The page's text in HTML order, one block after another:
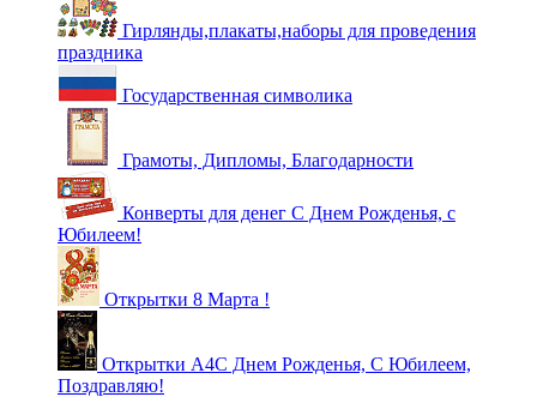
Гирлянды,плакаты,наборы для проведения
праздника
Государственная символика
Грамоты, Дипломы, Благодарности
Конверты для денег С Днем Рожденья, с
Юбилеем!
Открытки 8 Марта !
Открытки А4С Днем Рожденья, С Юбилеем,
Поздравляю!